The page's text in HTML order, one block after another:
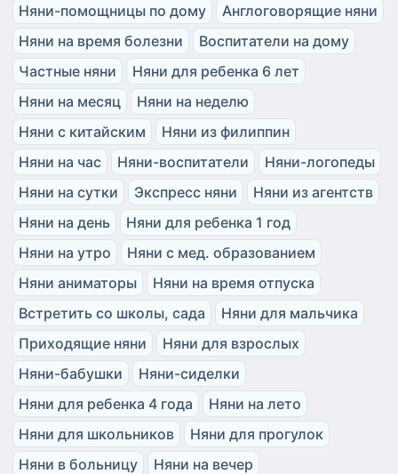
Няни-помощницы по дому
Англоговорящие няни
Няни на время болезни
Воспитатели на дому
Частные няни
Няни для ребенка 6 лет
Няни на месяц
Няни на неделю
Няни с китайским
Няни из филиппин
Няни на час
Няни-воспитатели
Няни-логопеды
Няни на сутки
Экспресс няни
Няни из агентств
Няни на день
Няни для ребенка 1 год
Няни на утро
Няни с мед. образованием
Няни аниматоры
Няни на время отпуска
Встретить со школы, сада
Няни для мальчика
Приходящие няни
Няни для взрослых
Няни-бабушки
Няни-сиделки
Няни для ребенка 4 года
Няни на лето
Няни для школьников
Няни для прогулок
Няни в больницу
Няни на вечер